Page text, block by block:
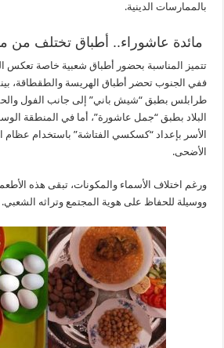
بالممارسات الدينية.
مائدة عاشوراء.. أطباق تختلف من
تتميز المناسبة بحضور أطباق شعبية خاصة تعكس
ففي الجنوب تحضر أطباق الهريسة والطقطاقة،
طرابلس بطبق “شيش باني” إلى جانب الفول
البلاد بطبق “جمل عاشورة”، أما في المنطقة
الأسر بإعداد “كسكسي الفتاشة” باستخدام عظام
الأضحى.
ورغم اختلاف الأسماء والمكونات، تبقى هذه
ووسيلة للحفاظ على هوية المجتمع وتراثه الشعبي.